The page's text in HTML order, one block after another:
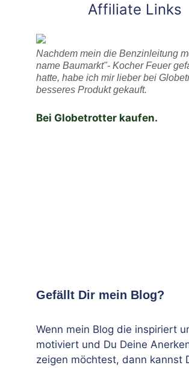
Affiliate Links
Nachdem mein die Benzinleitung
name Baumarkt"- Kocher Feuer
hatte, habe ich mir lieber bei
besseres Produkt gekauft.
Bei Globetrotter kaufen.
Gefällt Dir mein Blog?
Wenn mein Blog die inspiriert
motiviert und Du Deine
zeigen möchtest, dann kannst